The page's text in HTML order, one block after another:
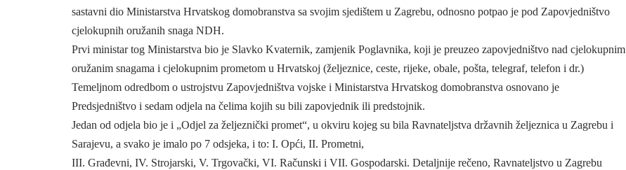
sastavni dio Ministarstva Hrvatskog domobranstva sa svojim sjedištem u Zagrebu, odnosno potpao je pod Zapovjedništvo
cjelokupnih oružanih snaga NDH.
Prvi ministar tog Ministarstva bio je Slavko Kvaternik, zamjenik Poglavnika, koji je preuzeo zapovjedništvo nad cjelokupnim
oružanim snagama i cjelokupnim prometom u Hrvatskoj (željeznice, ceste, rijeke, obale, pošta, telegraf, telefon i dr.)
Temeljnom odredbom o ustrojstvu Zapovjedništva vojske i Ministarstva Hrvatskog domobranstva osnovano je
Predsjedništvo i sedam odjela na čelima kojih su bili zapovjednik ili predstojnik.
Jedan od odjela bio je i „Odjel za željeznički promet“, u okviru kojeg su bila Ravnateljstva državnih željeznica u Zagrebu i
Sarajevu, a svako je imalo po 7 odsjeka, i to: I. Opći, II. Prometni,
III. Građevni, IV. Strojarski, V. Trgovački, VI. Računski i VII. Gospodarski. Detaljnije rečeno, Ravnateljstvo u Zagrebu